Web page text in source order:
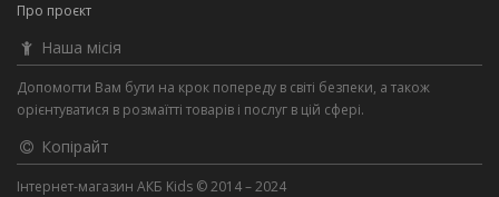
Про проєкт
Наша місія
Допомогти Вам бути на крок попереду в світі безпеки, а також
орієнтуватися в розмаїтті товарів і послуг в цій сфері.
Копірайт
Інтернет-магазин АКБ Kids © 2014 – 2024